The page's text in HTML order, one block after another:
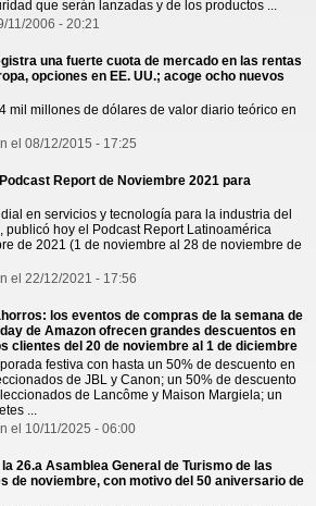
que serán lanzadas y de los productos ...
11/2006 - 20:21
una fuerte cuota de mercado en las rentas
opciones en EE. UU.; acoge ocho nuevos
mil millones de dólares de valor diario teórico en
el 08/12/2015 - 17:25
Report de Noviembre 2021 para
en servicios y tecnología para la industria del
publicó hoy el Podcast Report Latinoamérica
de 2021 (1 de noviembre al 28 de noviembre de
el 22/12/2021 - 17:56
los eventos de compras de la semana de
de Amazon ofrecen grandes descuentos en
clientes del 20 de noviembre al 1 de diciembre
festiva con hasta un 50% de descuento en
de JBL y Canon; un 50% de descuento
de Lancôme y Maison Margiela; un
...
el 10/11/2025 - 06:00
26.a Asamblea General de Turismo de las
de noviembre, con motivo del 50 aniversario de